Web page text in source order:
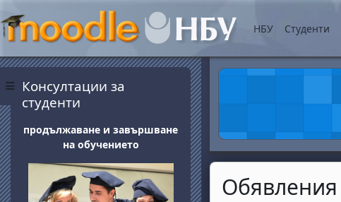
Side panel
НБУ Студенти
Обявления
Blocks
Консултации за
студенти
продължаване и завършване
на обучението